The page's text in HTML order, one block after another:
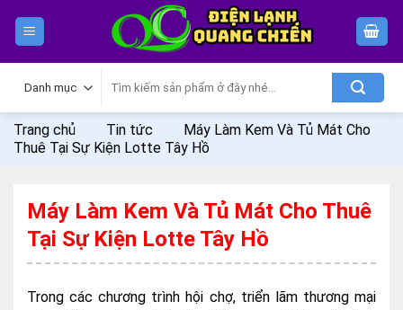
kiếm:
Trang chủ Tin tức
Máy Làm Kem Và Tủ Mát Cho
Thuê Tại Sự Kiện Lotte Tây Hồ
Máy Làm Kem Và Tủ Mát Cho Thuê
Tại Sự Kiện Lotte Tây Hồ
Trong các chương trình hội chợ, triển lãm thương mại